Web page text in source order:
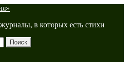
в которых есть стихи
Поиск